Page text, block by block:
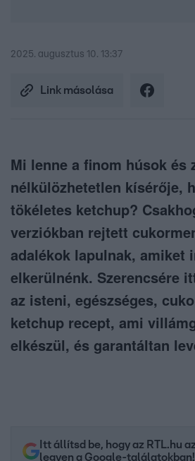
2025. augusztus 10. 13:37
Link másolása
Mi lenne a finom húsok és
nélkülözhetetlen kísérője,
tökéletes ketchup?
verziókban rejtett
adalékok lapulnak, amiket
elkerülnénk. Szerencsére
az isteni, egészséges,
ketchup recept, ami
elkészül, és garantáltan
Itt állítsd be, hogy az RTL.hu
legyen a Google-találatokban!